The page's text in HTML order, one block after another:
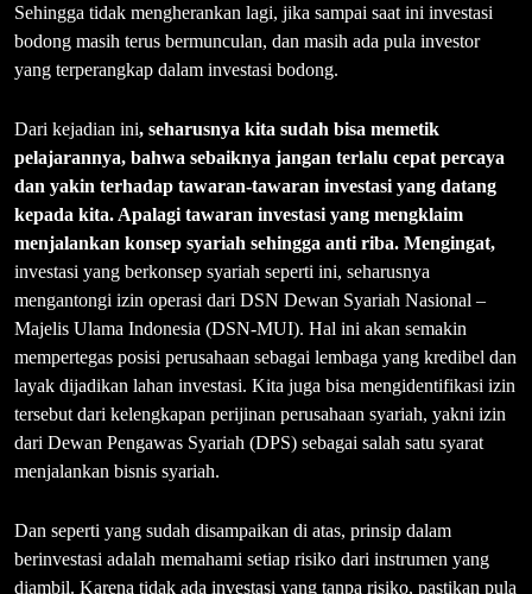
Sehingga tidak mengherankan lagi, jika sampai saat ini investasi
bodong masih terus bermunculan, dan masih ada pula investor
yang terperangkap dalam investasi bodong.
Dari kejadian ini, seharusnya kita sudah bisa memetik
pelajarannya, bahwa sebaiknya jangan terlalu cepat percaya
dan yakin terhadap tawaran-tawaran investasi yang datang
kepada kita. Apalagi tawaran investasi yang mengklaim
menjalankan konsep syariah sehingga anti riba. Mengingat,
investasi yang berkonsep syariah seperti ini, seharusnya
mengantongi izin operasi dari DSN Dewan Syariah Nasional –
Majelis Ulama Indonesia (DSN-MUI). Hal ini akan semakin
mempertegas posisi perusahaan sebagai lembaga yang kredibel dan
layak dijadikan lahan investasi. Kita juga bisa mengidentifikasi izin
tersebut dari kelengkapan perijinan perusahaan syariah, yakni izin
dari Dewan Pengawas Syariah (DPS) sebagai salah satu syarat
menjalankan bisnis syariah.
Dan seperti yang sudah disampaikan di atas, prinsip dalam
berinvestasi adalah memahami setiap risiko dari instrumen yang
diambil. Karena tidak ada investasi yang tanpa risiko, pastikan pula